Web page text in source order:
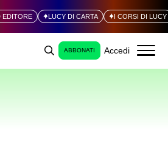
EDITORE LUCY DI CARTA I CORSI DI LUCY
ABBONATI Accedi